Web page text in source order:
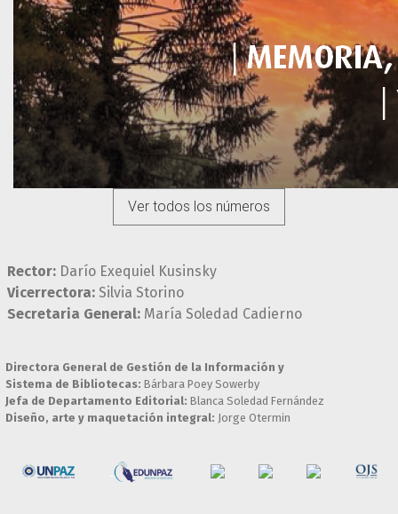
Ver todos los números
Rector: Darío Exequiel Kusinsky
Vicerrectora: Silvia Storino
Secretaria General: María Soledad Cadierno
Directora General de Gestión de la Información y
Sistema de Bibliotecas: Bárbara Poey Sowerby
Jefa de Departamento Editorial: Blanca Soledad Fernández
Diseño, arte y maquetación integral: Jorge Otermin